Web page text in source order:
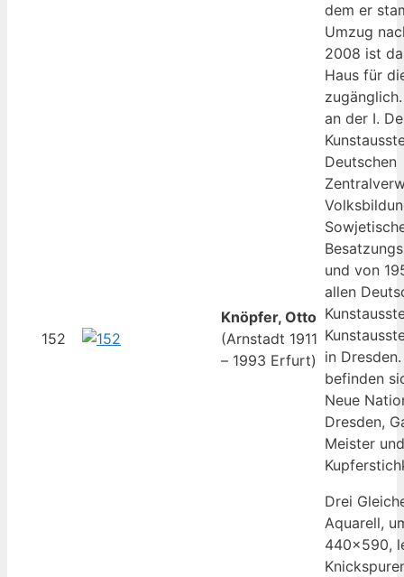
152
Knöpfer, Otto
(Arnstadt 1911
– 1993 Erfurt)
dem er
Umzug
2008 ist
Haus für
an der I.
Deutschen
und von
allen
in
befinden
Neue
Dresden,
Meister
Drei
Aquarell,
440×590,